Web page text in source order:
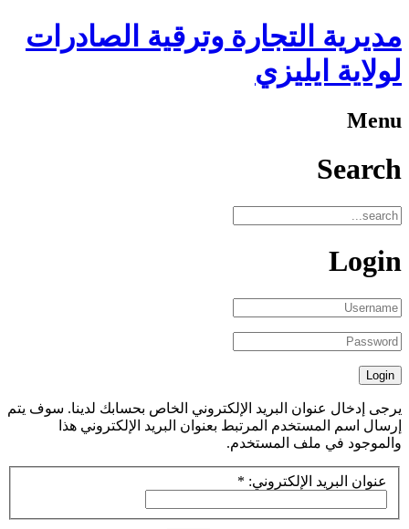
مديرية التجارة وترقية الصادرات
لولاية ايليزي
Menu
Search
Login
يرجى إدخال عنوان البريد الإلكتروني الخاص بحسابك لدينا. سوف يتم
إرسال اسم المستخدم المرتبط بعنوان البريد الإلكتروني هذا
والموجود في ملف المستخدم.
عنوان البريد الإلكتروني: *